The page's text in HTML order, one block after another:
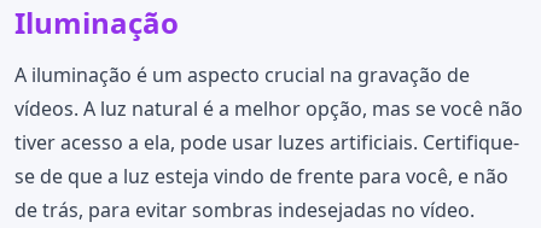
Iluminação
A iluminação é um aspecto crucial na gravação de
vídeos. A luz natural é a melhor opção, mas se você não
tiver acesso a ela, pode usar luzes artificiais. Certifique-
se de que a luz esteja vindo de frente para você, e não
de trás, para evitar sombras indesejadas no vídeo.